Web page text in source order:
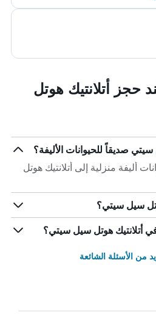
حجز أتلانتيك هوتل
صديقاً للحيوانات الأليفة؟
أليفة منزلية إلى أتلانتيك هوتل
سيل سيتي؟
أتلانتيك هوتل سيل سيتي؟
من الأسئلة الشائعة